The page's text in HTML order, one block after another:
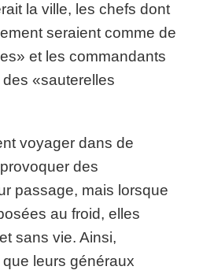
la ville, les chefs dont
seraient comme de
et les commandants
des «sauterelles
voyager dans de
des
passage, mais lorsque
au froid, elles
sans vie. Ainsi,
leurs généraux